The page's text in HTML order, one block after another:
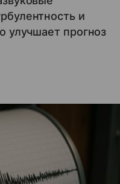
и
улучшает прогноз